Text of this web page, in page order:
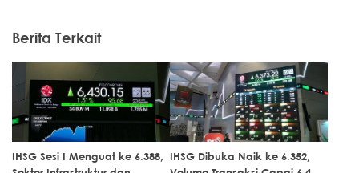
Berita Terkait
IHSG Sesi I Menguat ke 6.388,
IHSG Dibuka Naik ke 6.352,